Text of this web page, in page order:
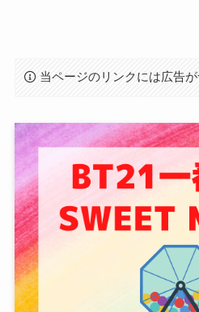
当ページのリンクには広告が